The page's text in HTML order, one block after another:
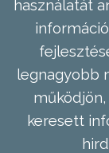
használatát
legnagyobb
keresett